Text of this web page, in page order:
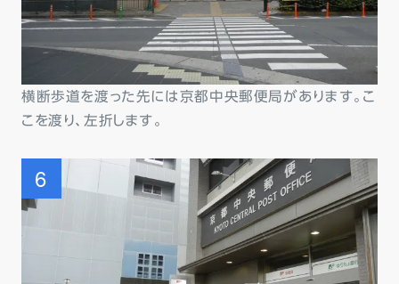
横断歩道を渡った先には京都中央郵便局があります。こ
こを渡り、左折します。